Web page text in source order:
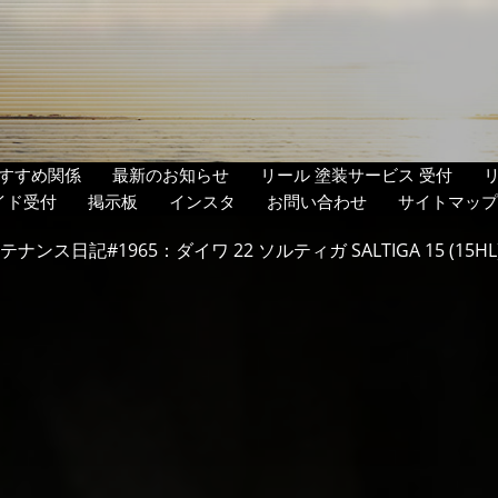
すめ関係 最新のお知らせ リール 塗装サービス 受付
ド受付
掲示板 インスタ お問い合わせ サイトマッ
ナンス日記#1965：ダイワ 22 ソルティガ SALTIGA 15